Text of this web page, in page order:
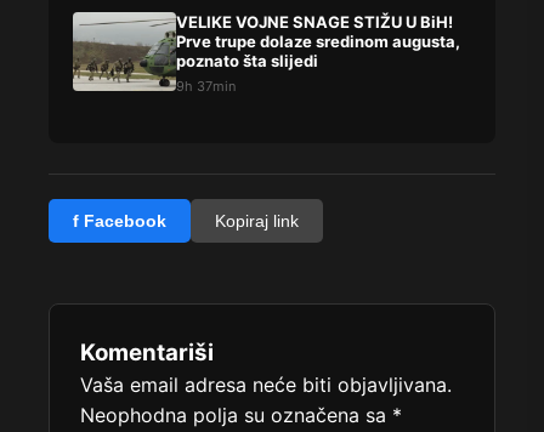
VELIKE VOJNE SNAGE STIŽU U BiH!
Prve trupe dolaze sredinom augusta,
poznato šta slijedi
9h 37min
f Facebook Kopiraj link
Komentariši
Vaša email adresa neće biti objavljivana.
Neophodna polja su označena sa *